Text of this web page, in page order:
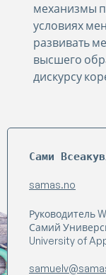
Сами
samas.no
Руководитель
Самий
University of
механизмы
условиях
развивать
высшего
дискурсу